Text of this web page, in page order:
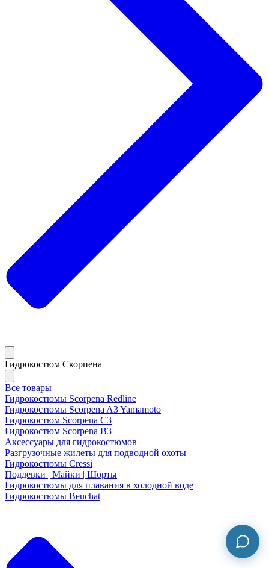
Гидрокостюм Скорпена
Все товары
Гидрокостюмы Scorpena Redline
Гидрокостюмы Scorpena A3 Yamamoto
Гидрокостюм Scorpena C3
Гидрокостюм Scorpena B3
Аксессуары для гидрокостюмов
Разгрузочные жилеты для подводной охоты
Гидрокостюмы Cressi
Поддевки | Майки | Шорты
Гидрокостюмы для плавания в холодной воде
Гидрокостюмы Beuchat